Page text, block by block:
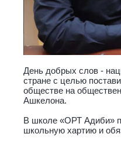
День добрых слов -
стране с целью
обществе на
Ашкелона.
В школе «ОРТ Адиби»
школьную хартию и